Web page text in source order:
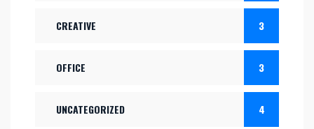
CREATIVE 3
OFFICE 3
UNCATEGORIZED 4